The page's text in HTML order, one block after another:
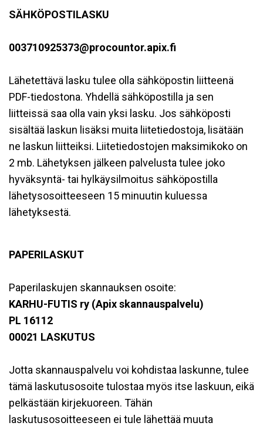
SÄHKÖPOSTILASKU
003710925373@procountor.apix.fi
Lähetettävä lasku tulee olla sähköpostin liitteenä
PDF-tiedostona. Yhdellä sähköpostilla ja sen
liitteissä saa olla vain yksi lasku. Jos sähköposti
sisältää laskun lisäksi muita liitetiedostoja, lisätään
ne laskun liitteiksi. Liitetiedostojen maksimikoko on
2 mb. Lähetyksen jälkeen palvelusta tulee joko
hyväksyntä- tai hylkäysilmoitus sähköpostilla
lähetysosoitteeseen 15 minuutin kuluessa
lähetyksestä.
PAPERILASKUT
Paperilaskujen skannauksen osoite:
KARHU-FUTIS ry (Apix skannauspalvelu)
PL 16112
00021 LASKUTUS
Jotta skannauspalvelu voi kohdistaa laskunne, tulee
tämä laskutusosoite tulostaa myös itse laskuun, eikä
pelkästään kirjekuoreen. Tähän
laskutusosoitteeseen ei tule lähettää muuta